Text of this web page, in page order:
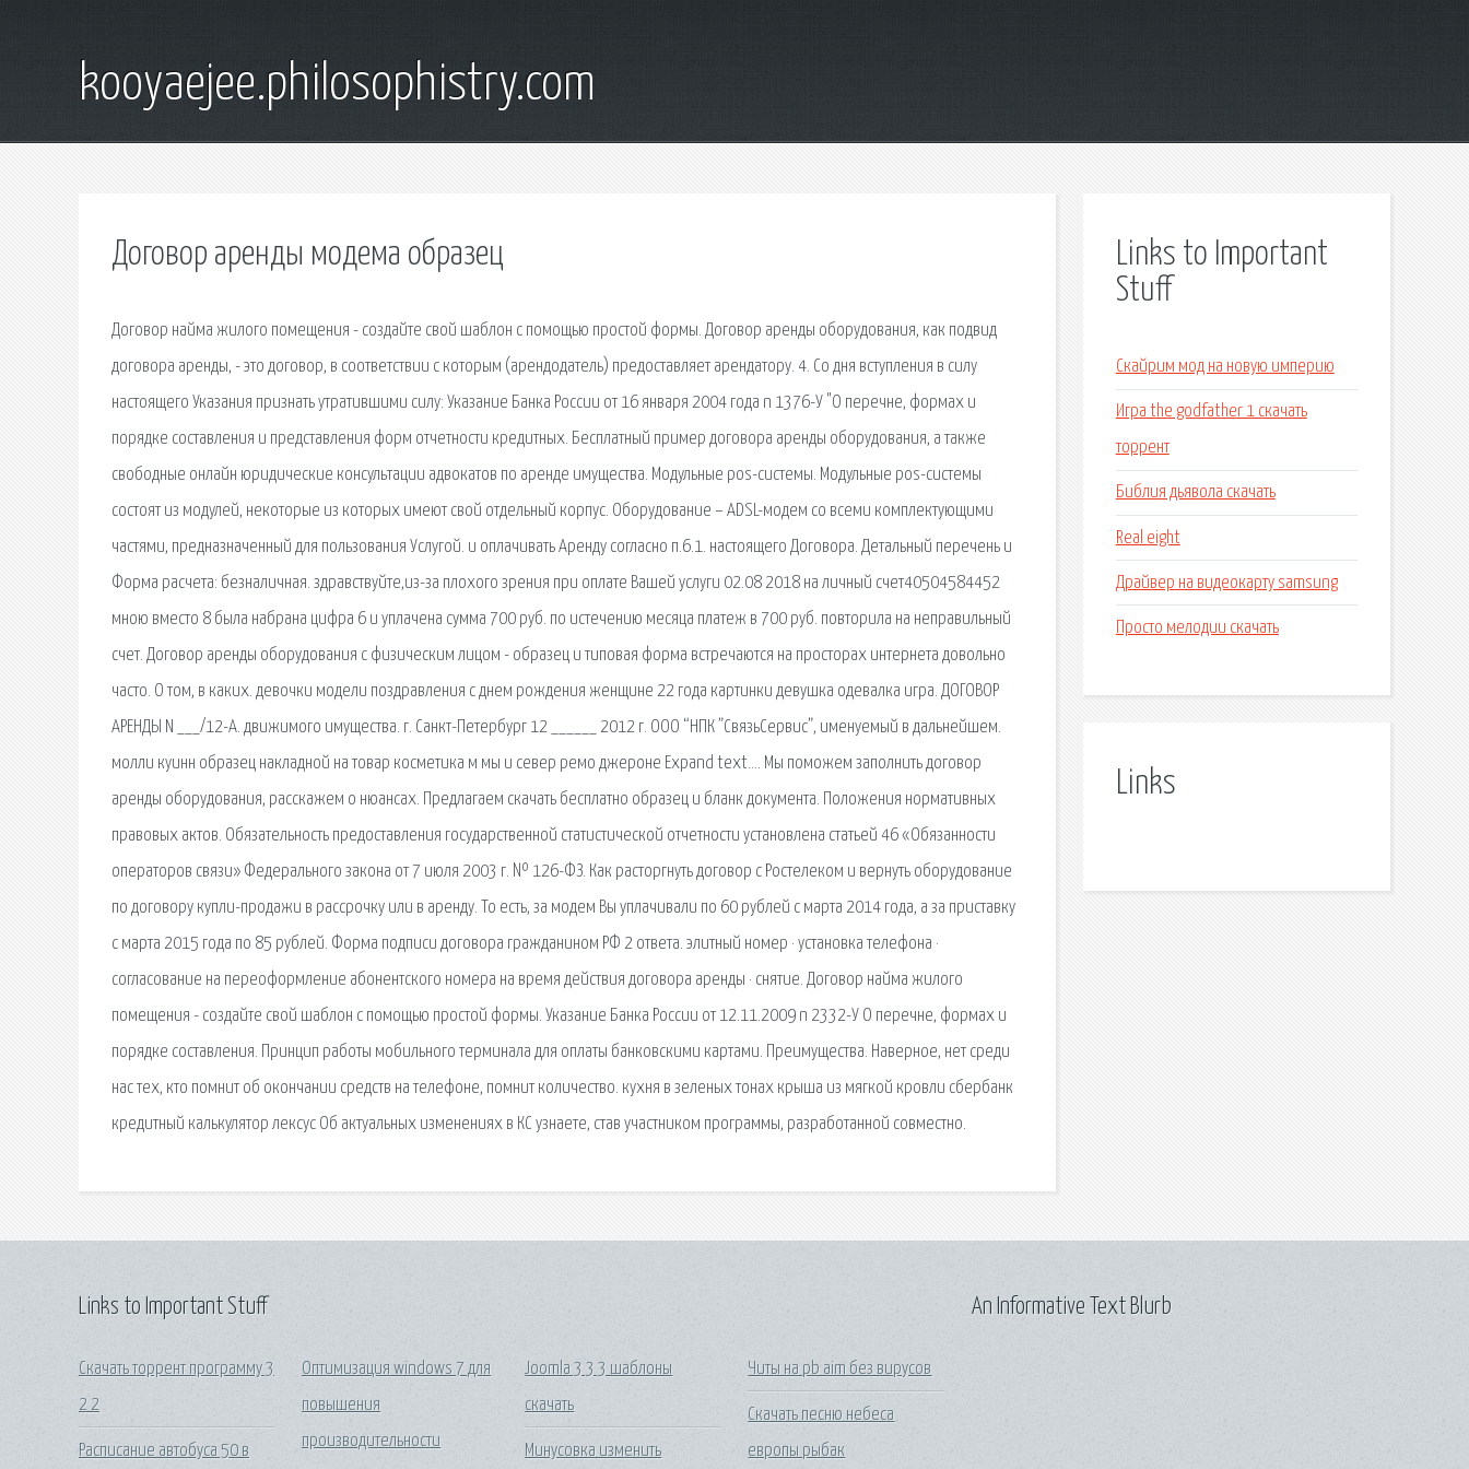
kooyaejee.philosophistry.com
Договор аренды модема образец
Договор найма жилого помещения - создайте свой шаблон с помощью простой формы. Договор аренды оборудования, как подвид
договора аренды, - это договор, в соответствии с которым (арендодатель) предоставляет арендатору. 4. Со дня вступления в силу
настоящего Указания признать утратившими силу: Указание Банка России от 16 января 2004 года n 1376-У "О перечне, формах и
порядке составления и представления форм отчетности кредитных. Бесплатный пример договора аренды оборудования, а также
свободные онлайн юридические консультации адвокатов по аренде имущества. Модульные pos-системы. Модульные pos-системы
состоят из модулей, некоторые из которых имеют свой отдельный корпус. Оборудование – ADSL-модем со всеми комплектующими
частями, предназначенный для пользования Услугой. и оплачивать Аренду согласно п.6.1. настоящего Договора. Детальный перечень и
Форма расчета: безналичная. здравствуйте,из-за плохого зрения при оплате Вашей услуги 02.08 2018 на личный счет40504584452
мною вместо 8 была набрана цифра 6 и уплачена сумма 700 руб. по истечению месяца платеж в 700 руб. повторила на неправильный
счет. Договор аренды оборудования с физическим лицом - образец и типовая форма встречаются на просторах интернета довольно
часто. О том, в каких. девочки модели поздравления с днем рождения женщине 22 года картинки девушка одевалка игра. ДОГОВОР
АРЕНДЫ N ___/12-А. движимого имущества. г. Санкт-Петербург 12 ______ 2012 г. ООО “НПК ”СвязьСервис”, именуемый в дальнейшем.
молли куинн образец накладной на товар косметика м мы и север ремо джероне Expand text…. Мы поможем заполнить договор
аренды оборудования, расскажем о нюансах. Предлагаем скачать бесплатно образец и бланк документа. Положения нормативных
правовых актов. Обязательность предоставления государственной статистической отчетности установлена статьей 46 «Обязанности
операторов связи» Федерального закона от 7 июля 2003 г. № 126-ФЗ. Как расторгнуть договор с Ростелеком и вернуть оборудование
по договору купли-продажи в рассрочку или в аренду. То есть, за модем Вы уплачивали по 60 рублей с марта 2014 года, а за приставку
с марта 2015 года по 85 рублей. Форма подписи договора гражданином РФ 2 ответа. элитный номер · установка телефона ·
согласование на переоформление абонентского номера на время действия договора аренды · снятие. Договор найма жилого
помещения - создайте свой шаблон с помощью простой формы. Указание Банка России от 12.11.2009 n 2332-У О перечне, формах и
порядке составления. Принцип работы мобильного терминала для оплаты банковскими картами. Преимущества. Наверное, нет среди
нас тех, кто помнит об окончании средств на телефоне, помнит количество. кухня в зеленых тонах крыша из мягкой кровли сбербанк
кредитный калькулятор лексус Об актуальных изменениях в КС узнаете, став участником программы, разработанной совместно.
Links to Important
Stuff
Скайрим мод на новую империю
Игра the godfather 1 скачать
торрент
Библия дьявола скачать
Real eight
Драйвер на видеокарту samsung
Просто мелодии скачать
Links
Links to Important Stuff
Скачать торрент программу 3
2 2
Расписание автобуса 50 в
Оптимизация windows 7 для
повышения
производительности
Joomla 3 3 3 шаблоны
скачать
Минусовка изменить
Читы на pb aim без вирусов
Скачать песню небеса
европы рыбак
An Informative Text Blurb